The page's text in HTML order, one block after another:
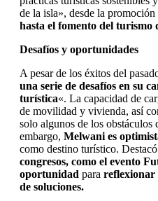
de la isla», desde la promoción
hasta el fomento del turismo
Desafíos y oportunidades
A pesar de los éxitos del
una serie de desafíos en su
turística«. La capacidad de
de movilidad y vivienda, así
solo algunos de los obstáculos
embargo, Melwani es
como destino turístico.
congresos, como el evento
oportunidad para reflexionar
de soluciones.